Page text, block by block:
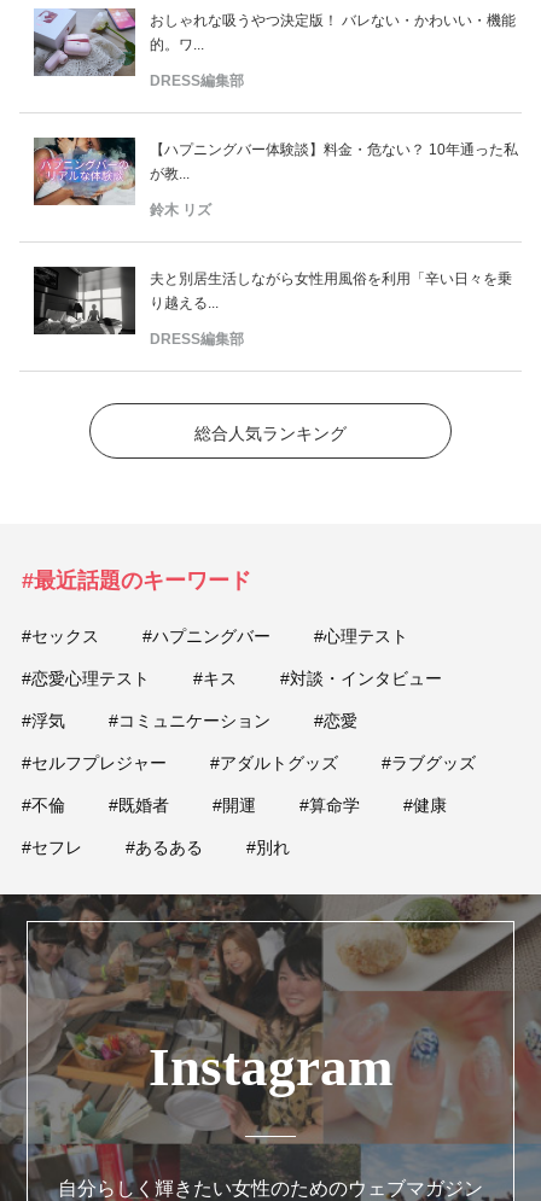
おしゃれな吸うやつ決定版！ バレない・かわいい・機能
的。ワ...
DRESS編集部
【ハプニングバー体験談】料金・危ない？ 10年通った私
が教...
鈴木 リズ
夫と別居生活しながら女性用風俗を利用「辛い日々を乗
り越える...
DRESS編集部
総合人気ランキング
#最近話題のキーワード
#セックス #ハプニングバー #心理テスト
#恋愛心理テスト #キス #対談・インタビュー
#浮気 #コミュニケーション #恋愛
#セルフプレジャー #アダルトグッズ #ラブグッズ
#不倫 #既婚者 #開運 #算命学 #健康
#セフレ #あるある #別れ
Instagram
自分らしく輝きたい女性のためのウェブマガジン